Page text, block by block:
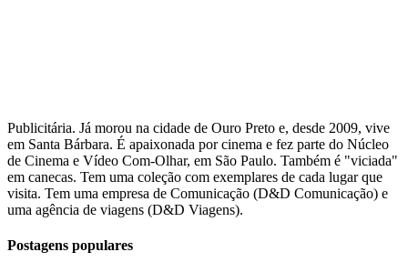
Publicitária. Já morou na cidade de Ouro Preto e, desde 2009, vive
em Santa Bárbara. É apaixonada por cinema e fez parte do Núcleo
de Cinema e Vídeo Com-Olhar, em São Paulo. Também é "viciada"
em canecas. Tem uma coleção com exemplares de cada lugar que
visita. Tem uma empresa de Comunicação (D&D Comunicação) e
uma agência de viagens (D&D Viagens).
Postagens populares